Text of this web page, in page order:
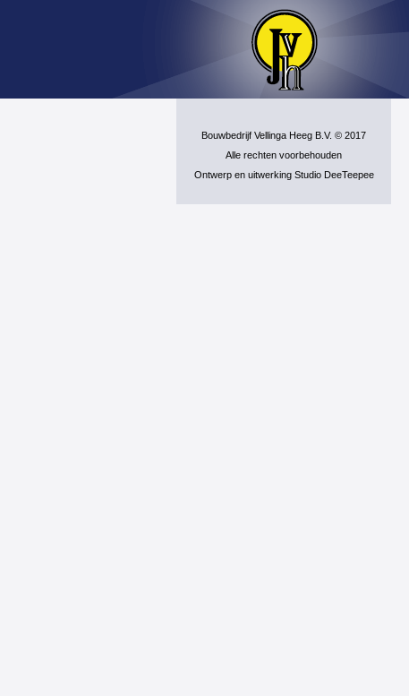
Bouwbedrijf Vellinga Heeg B.V. © 2017
Alle rechten voorbehouden
Ontwerp en uitwerking Studio DeeTeepee